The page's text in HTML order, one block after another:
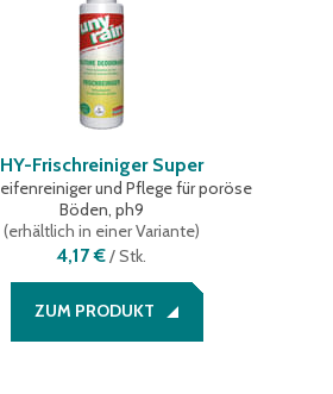
HY-Frischreiniger Super
und Pflege für poröse
Böden, ph9
(erhältlich in einer Variante)
4,17 €/Stk.
ZUM PRODUKT